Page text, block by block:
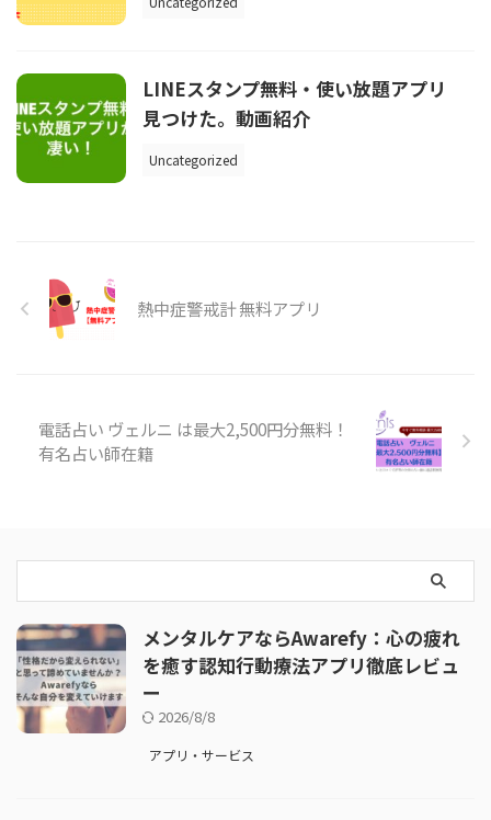
LINEスタンプ無料・使い放題アプリ
見つけた。動画紹介
Uncategorized
熱中症警戒計 無料アプリ
電話占い ヴェルニ は最大2,500円分無料！
有名占い師在籍
メンタルケアならAwarefy：心の疲れ
を癒す認知行動療法アプリ徹底レビュ
ー
2026/8/8
アプリ・サービス